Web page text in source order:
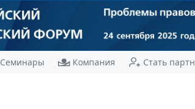
Семинары Компания Стать